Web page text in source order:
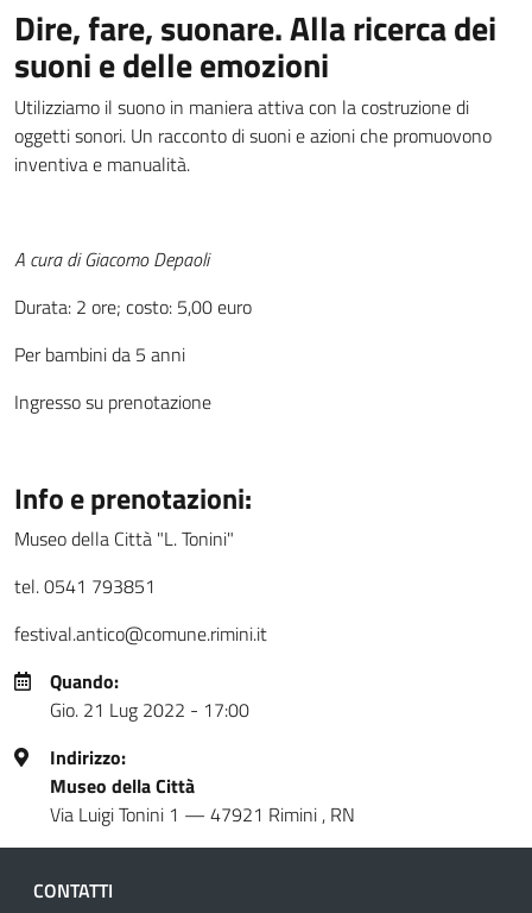
Dire, fare, suonare. Alla ricerca dei
suoni e delle emozioni
Utilizziamo il suono in maniera attiva con la costruzione di
oggetti sonori. Un racconto di suoni e azioni che promuovono
inventiva e manualità.
A cura di Giacomo Depaoli
Durata: 2 ore; costo: 5,00 euro
Per bambini da 5 anni
Ingresso su prenotazione
Info e prenotazioni:
Museo della Città "L. Tonini"
tel. 0541 793851
festival.antico@comune.rimini.it
Quando:
Gio. 21 Lug 2022 - 17:00
Indirizzo:
Museo della Città
Via Luigi Tonini 1 — 47921 Rimini , RN
CONTATTI